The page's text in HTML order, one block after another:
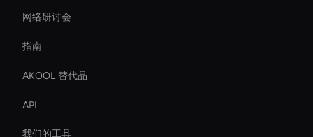
网络研讨会
指南
AKOOL 替代品
API
我们的工具